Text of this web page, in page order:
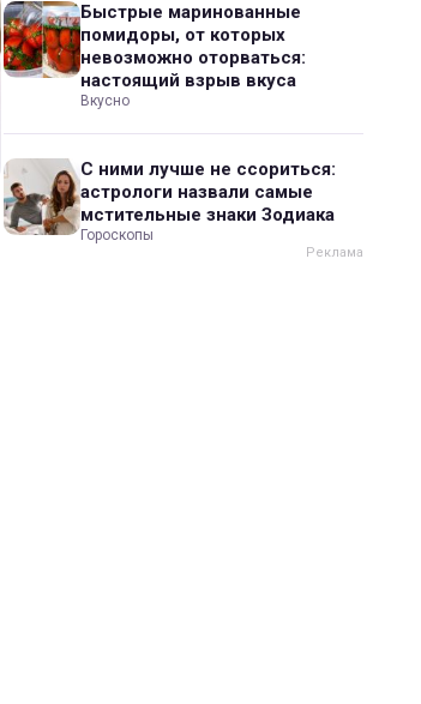
Быстрые маринованные
помидоры, от которых
невозможно оторваться:
настоящий взрыв вкуса
Вкусно
С ними лучше не ссориться:
астрологи назвали самые
мстительные знаки Зодиака
Гороскопы